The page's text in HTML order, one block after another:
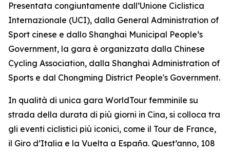
Presentata congiuntamente dall’Unione Ciclistica
Internazionale (UCI), dalla General Administration of
Sport cinese e dallo Shanghai Municipal People’s
Government, la gara è organizzata dalla Chinese
Cycling Association, dalla Shanghai Administration of
Sports e dal Chongming District People's Government.
In qualità di unica gara WorldTour femminile su
strada della durata di più giorni in Cina, si colloca tra
gli eventi ciclistici più iconici, come il Tour de France,
il Giro d’Italia e la Vuelta a España. Quest’anno, 108